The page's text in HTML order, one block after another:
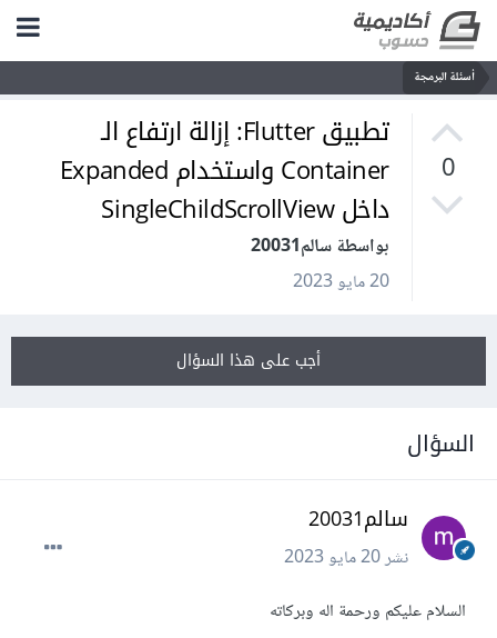
أسئلة البرمجة
0
تطبيق Flutter: إزالة ارتفاع الـ
Container واستخدام Expanded
داخل SingleChildScrollView
بواسطة سالم20031
20 مايو 2023
أجب على هذا السؤال
السؤال
سالم20031
نشر20 مايو 2023
السلام عليكم ورحمة اله وبركاته